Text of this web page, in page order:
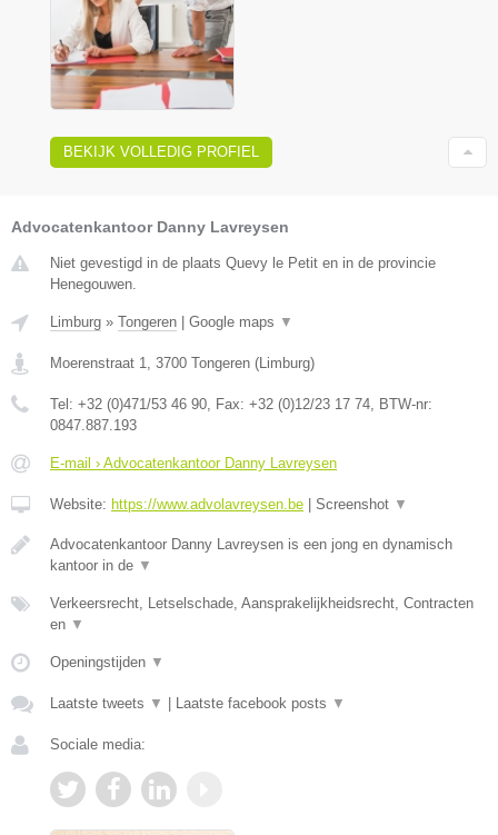
BEKIJK VOLLEDIG PROFIEL
Advocatenkantoor Danny Lavreysen
Niet gevestigd in de plaats Quevy le Petit en in de provincie
Henegouwen.
Limburg » Tongeren Google maps ▼
Moerenstraat 1 3700 Tongeren ( Limburg)
Tel: +32 (0)471/53 46 90 , Fax: +32 (0)12/23 17 74 , BTW-nr:
0847.887.193
E-mail › Advocatenkantoor Danny Lavreysen
Website: https://www.advolavreysen.be Screenshot ▼
Advocatenkantoor Danny Lavreysen is een jong en dynamisch
kantoor in de ▼
Verkeersrecht, Letselschade, Aansprakelijkheidsrecht, Contracten
en ▼
Openingstijden ▼
Laatste tweets ▼ Laatste facebook posts ▼
Sociale media: